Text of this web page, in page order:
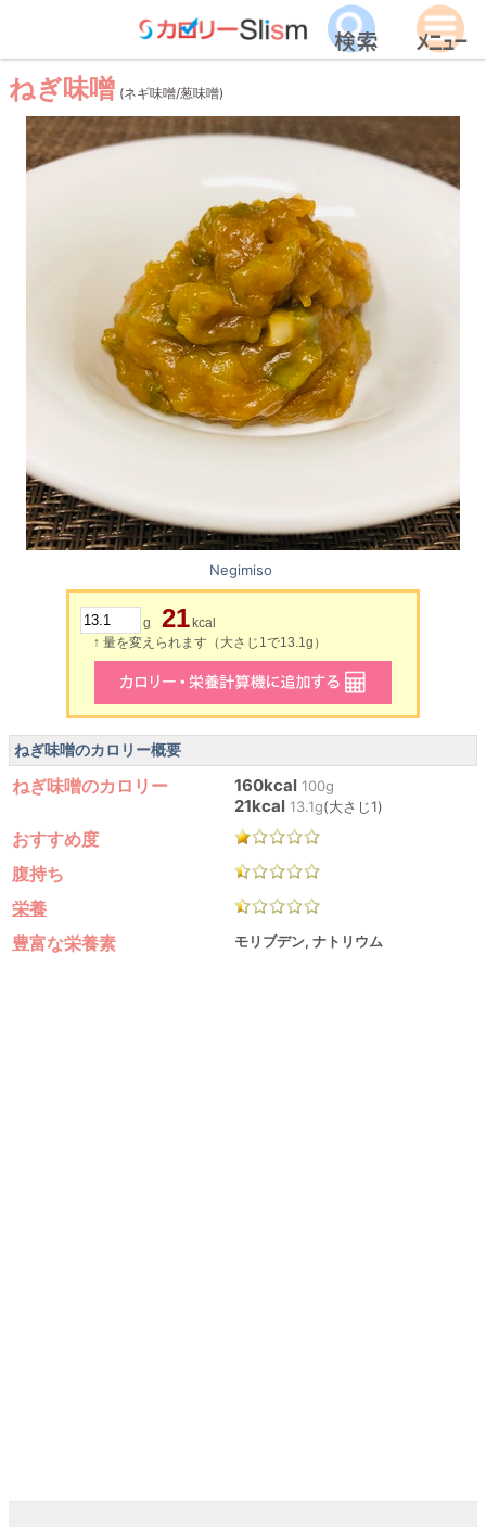
ねぎ味噌 (ネギ味噌/葱味噌)
Negimiso
g 21 kcal
↑ 量を変えられます（大さじ1で13.1g）
ねぎ味噌のカロリー概要
ねぎ味噌のカロリー 160kcal 100g
21kcal 13.1g(大さじ1)
おすすめ度
腹持ち
栄養
豊富な栄養素
モリブデン, ナトリウム